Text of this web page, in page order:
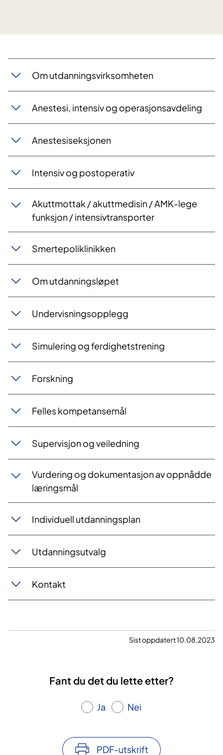
Om utdanningsvirksomheten
Anestesi, intensiv og operasjonsavdeling
Anestesiseksjonen
Intensiv og postoperativ
Akuttmottak / akuttmedisin / AMK-lege
funksjon / intensivtransporter
Smertepoliklinikken
Om utdanningsløpet
Undervisningsopplegg
Simulering og ferdighetstrening
Forskning
Felles kompetansemål
Supervisjon og veiledning
Vurdering og dokumentasjon av oppnådde
læringsmål
Individuell utdanningsplan
Utdanningsutvalg
Konta​kt
Sist oppdatert 10.08.2023
Fant du det du lette etter?
Ja Nei
PDF-utskrift